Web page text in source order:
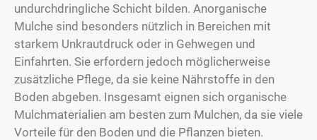
undurchdringliche Schicht bilden. Anorganische
Mulche sind besonders nützlich in Bereichen mit
starkem Unkrautdruck oder in Gehwegen und
Einfahrten. Sie erfordern jedoch möglicherweise
zusätzliche Pflege, da sie keine Nährstoffe in den
Boden abgeben. Insgesamt eignen sich organische
Mulchmaterialien am besten zum Mulchen, da sie viele
Vorteile für den Boden und die Pflanzen bieten.